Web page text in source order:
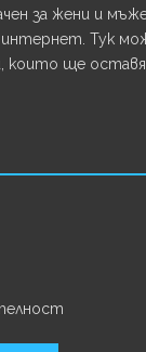
за жени и
интернет. Тук
които ще